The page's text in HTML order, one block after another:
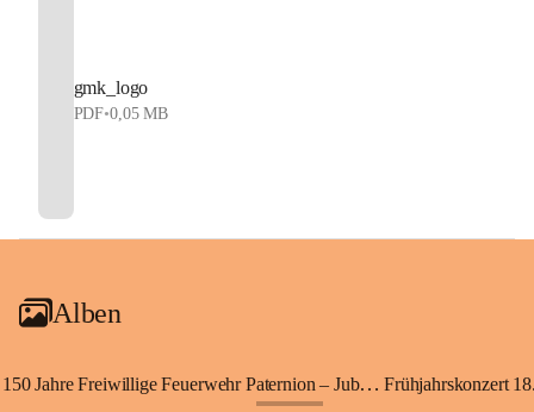
gmk_logo
PDF•0,05 MB
Alben
150 Jahre Freiwillige Feuerwehr Paternion – Jubiläumsfest Frühjahrskonzert